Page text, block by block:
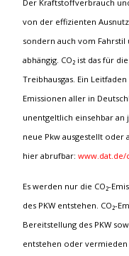
Der Kraftstoffverbrauch
von der effizienten
sondern auch vom
abhängig. CO₂ ist das für
Treibhausgas. Ein
Emissionen aller in
unentgeltlich einsehbar an
neue Pkw ausgestellt oder
hier abrufbar: www.dat.de/
Es werden nur die CO₂-
des PKW entstehen. CO₂-
Bereitstellung des PKW
entstehen oder